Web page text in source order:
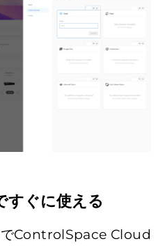
すぐに使える
でControlSpace Cloud